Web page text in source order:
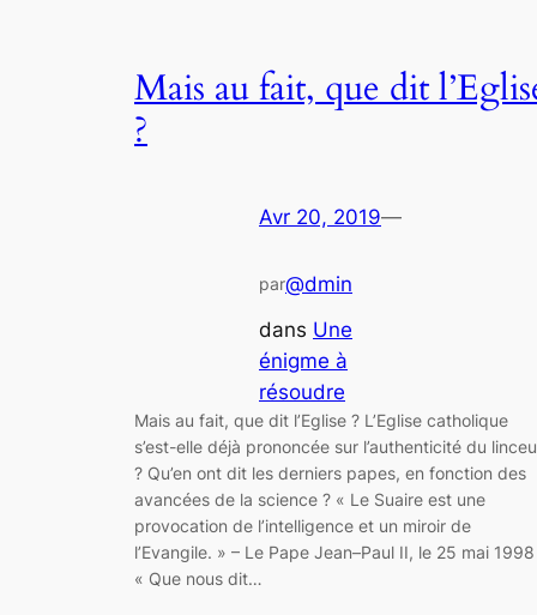
Mais au fait, que dit
?
Avr 20, 2019—
par@dmin
dans Une
énigme à
résoudre
Mais au fait, que dit l’Eglise ? L’Eglise catholique
s’est-elle déjà prononcée sur l’authenticité du
? Qu’en ont dit les derniers papes, en fonction des
avancées de la science ? « Le Suaire est une
provocation de l’intelligence et un miroir de
l’Evangile. » – Le Pape Jean–Paul II, le 25 mai 1998
« Que nous dit…